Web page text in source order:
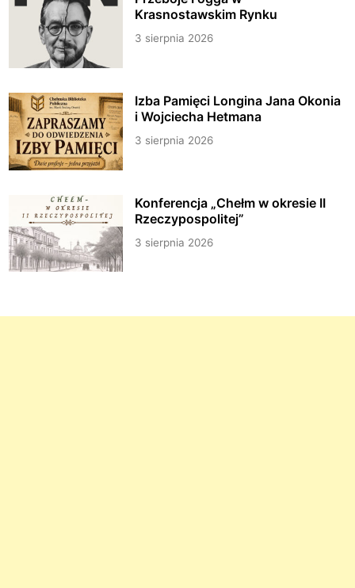
Krasnostawskim Rynku
3 sierpnia 2026
Izba Pamięci Longina Jana Okonia
i Wojciecha Hetmana
3 sierpnia 2026
Konferencja „Chełm w okresie II
Rzeczypospolitej”
3 sierpnia 2026